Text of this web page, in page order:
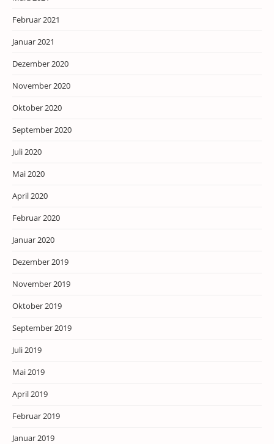
Februar 2021
Januar 2021
Dezember 2020
November 2020
Oktober 2020
September 2020
Juli 2020
Mai 2020
April 2020
Februar 2020
Januar 2020
Dezember 2019
November 2019
Oktober 2019
September 2019
Juli 2019
Mai 2019
April 2019
Februar 2019
Januar 2019